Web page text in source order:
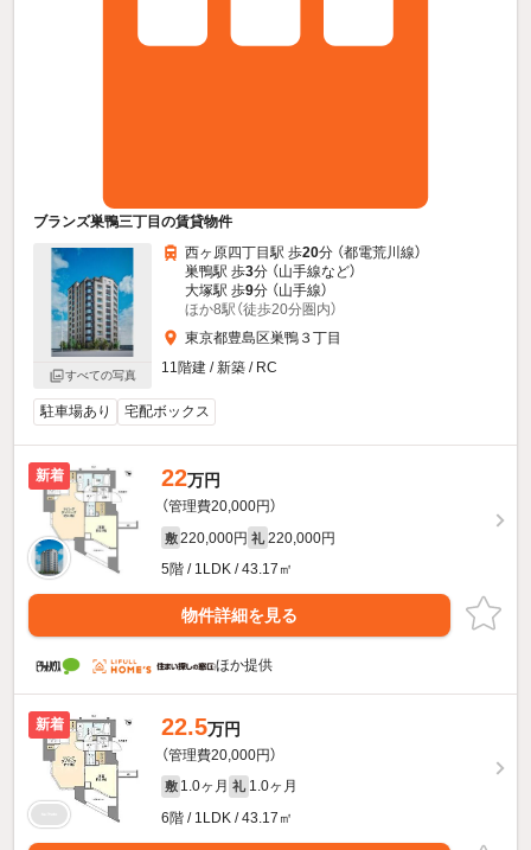
ブランズ巣鴨三丁目の賃貸物件
すべての写真
西ヶ原四丁目駅 歩20分 （都電荒川線）
巣鴨駅 歩3分 （山手線など）
大塚駅 歩9分 （山手線）
ほか8駅（徒歩20分圏内）
東京都豊島区巣鴨３丁目
11階建 / 新築 / RC
駐車場あり 宅配ボックス
新着 22万円
（管理費20,000円）
敷 220,000円 礼 220,000円
5階 / 1LDK / 43.17㎡
物件詳細を見る
ほか提供
新着 22.5万円
（管理費20,000円）
敷 1.0ヶ月 礼 1.0ヶ月
6階 / 1LDK / 43.17㎡